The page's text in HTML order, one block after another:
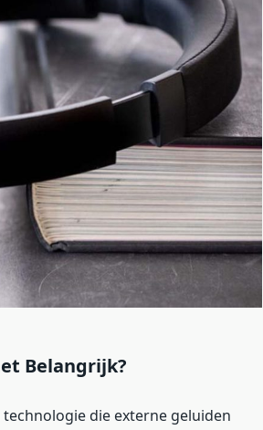
Belangrijk?
die externe geluiden